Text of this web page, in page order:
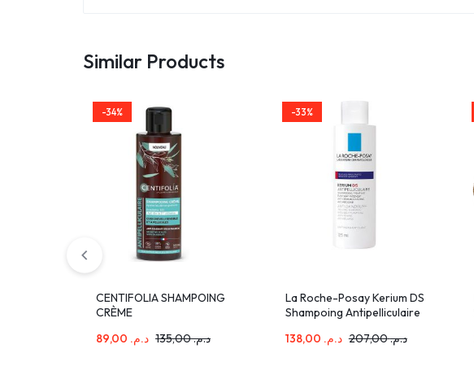
Similar Products
-34%
CENTIFOLIA SHAMPOING
CRÈME
د.م. د.م.135,00
-33%
La Roche-Posay Kerium DS
Shampoing Antipelliculaire
Persistantes | 125ml
د.م. د.م.207,00